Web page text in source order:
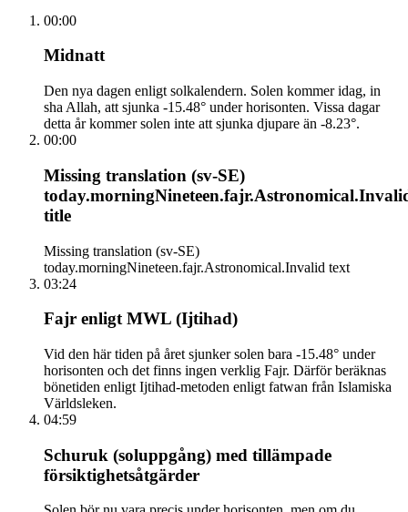
00:00
Midnatt
Den nya dagen enligt solkalendern. Solen kommer idag, in
sha Allah, att sjunka -15.48° under horisonten. Vissa dagar
detta år kommer solen inte att sjunka djupare än -8.23°.
00:00
Missing translation (sv-SE)
title
Missing translation (sv-SE)
today.morningNineteen.fajr.Astronomical.Invalid text
03:24
Fajr enligt MWL (Ijtihad)
Vid den här tiden på året sjunker solen bara -15.48° under
horisonten och det finns ingen verklig Fajr. Därför beräknas
bönetiden enligt Ijtihad-metoden enligt fatwan från Islamiska
Världsleken.
04:59
Schuruk (soluppgång) med tillämpade
försiktighetsåtgärder